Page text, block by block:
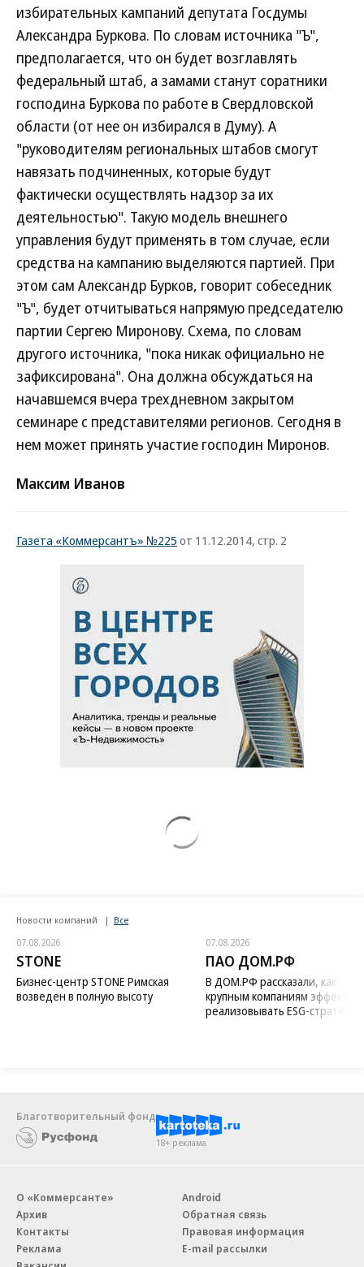
избирательных кампаний депутата Госдумы
Александра Буркова. По словам источника "Ъ",
предполагается, что он будет возглавлять
федеральный штаб, а замами станут соратники
господина Буркова по работе в Свердловской
области (от нее он избирался в Думу). А
"руководителям региональных штабов смогут
навязать подчиненных, которые будут
фактически осуществлять надзор за их
деятельностью". Такую модель внешнего
управления будут применять в том случае, если
средства на кампанию выделяются партией. При
этом сам Александр Бурков, говорит собеседник
"Ъ", будет отчитываться напрямую председателю
партии Сергею Миронову. Схема, по словам
другого источника, "пока никак официально не
зафиксирована". Она должна обсуждаться на
начавшемся вчера трехдневном закрытом
семинаре с представителями регионов. Сегодня в
нем может принять участие господин Миронов.
Максим Иванов
Газета «Коммерсантъ» №225 от 11.12.2014, стр. 2
Новости компаний Все
07.08.2026
STONE
Бизнес-центр STONE Римская
возведен в полную высоту
07.08.2026
ПАО ДОМ.РФ
В ДОМ.РФ рассказали, как
крупным компаниям
реализовывать ESG-стратегию
Благотворительный фонд
18+ реклама
О «Коммерсанте»
Архив
Контакты
Реклама
Android
Обратная связь
Правовая информация
E-mail рассылки